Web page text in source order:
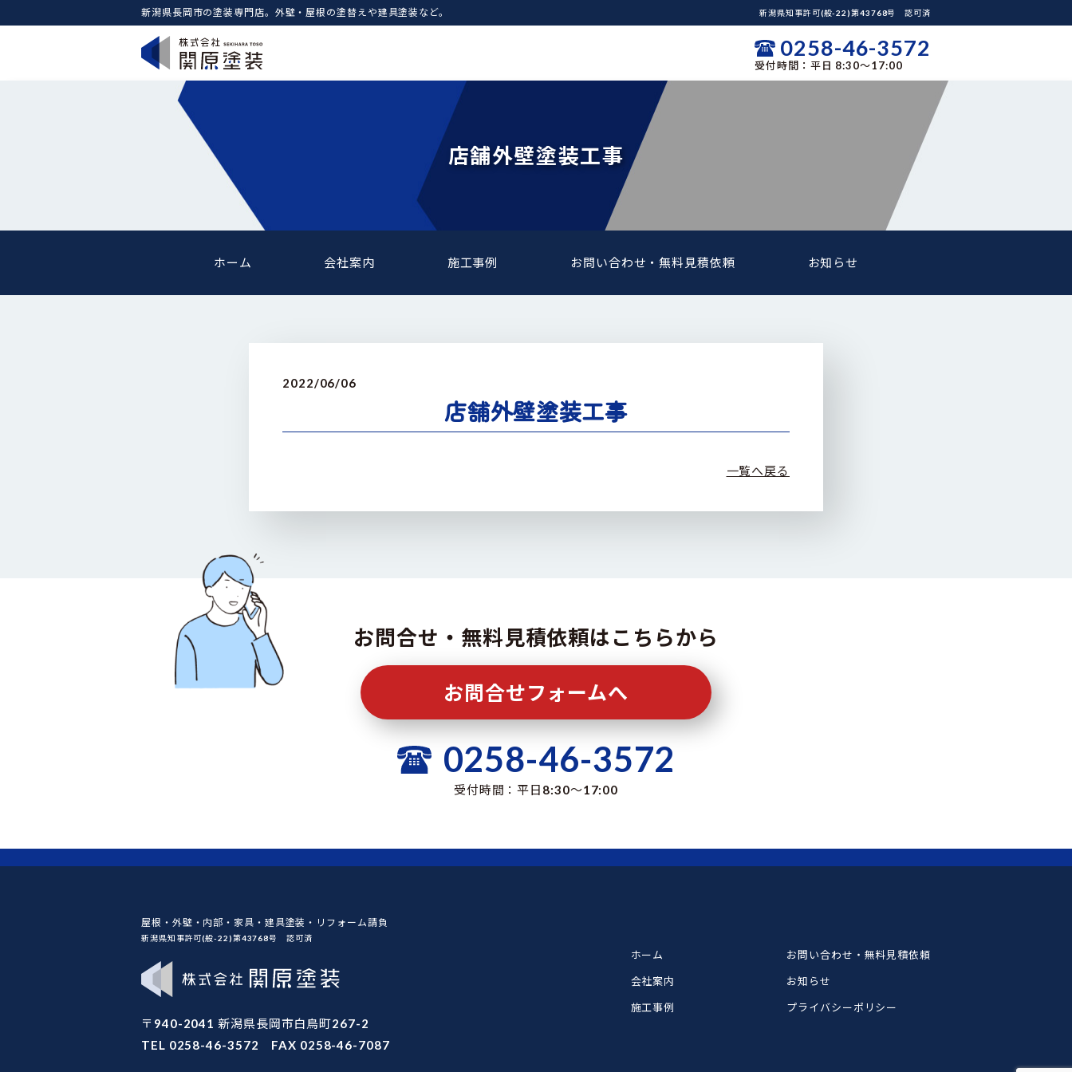
新潟県長岡市の塗装専門店。外壁・屋根の塗替えや建具塗装など。 新潟県知事許可(般-22)第43768号 認可済
0258-46-3572
受付時間：平日 8:30～17:00
店舗外壁塗装工事
ホーム 会社案内 施工事例 お問い合わせ・無料見積依頼 お知らせ
2022/06/06
店舗外壁塗装工事
一覧へ戻る
お問合せ・無料見積依頼はこちらから
お問合せフォームへ
0258-46-3572
受付時間：平日8:30〜17:00
ホーム
会社案内
施工事例
お問い合わせ・無料見積依頼
お知らせ
プライバシーポリシー
屋根・外壁・内部・家具・建具塗装・リフォーム請負
新潟県知事許可(般-22)第43768号 認可済
〒940-2041 新潟県長岡市白鳥町267-2
TEL 0258-46-3572 FAX 0258-46-7087